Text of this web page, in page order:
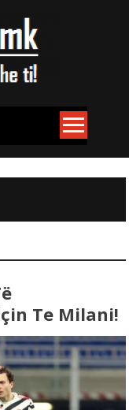
Te Milani!